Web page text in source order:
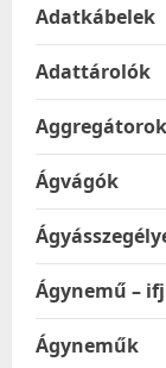
Adatkábelek
Adattárolók
Aggregátorok
Ágvágók
Ágynemű –
Ágyneműk